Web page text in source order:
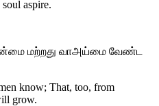
aspire.
மற்றது வாஅய்மை வேண்ட
know; That, too, from
grow.